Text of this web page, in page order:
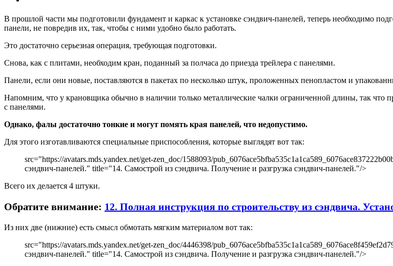
В прошлой части мы подготовили фундамент и каркас к установке сэндвич-панелей, теперь необходимо
панели, не повредив их, так, чтобы с ними удобно было работать.
Это достаточно серьезная операция, требующая подготовки.
Снова, как с плитами, необходим кран, поданный за полчаса до приезда трейлера с панелями.
Панели, если они новые, поставляются в пакетах по несколько штук, проложенных пенопластом и
Напомним, что у крановщика обычно в наличии только металлические чалки ограниченной длины, так что
с панелями.
Однако, фалы достаточно тонкие и могут помять края панелей, что недопустимо.
Для этого изготавливаются специальные приспособления, которые выглядят вот так:
src="https://avatars.mds.yandex.net/get-zen_doc/1588093/
сэндвич-панелей." title="14. Самострой из сэндвича. Получение и разгрузка сэндвич-панелей."/>
Всего их делается 4 штуки.
Обратите внимание: 12. Полная инструкция по строительству из сэндвича.
Из них две (нижние) есть смысл обмотать мягким материалом вот так:
src="https://avatars.mds.yandex.net/get-zen_doc/4446398/
сэндвич-панелей." title="14. Самострой из сэндвича. Получение и разгрузка сэндвич-панелей."/>